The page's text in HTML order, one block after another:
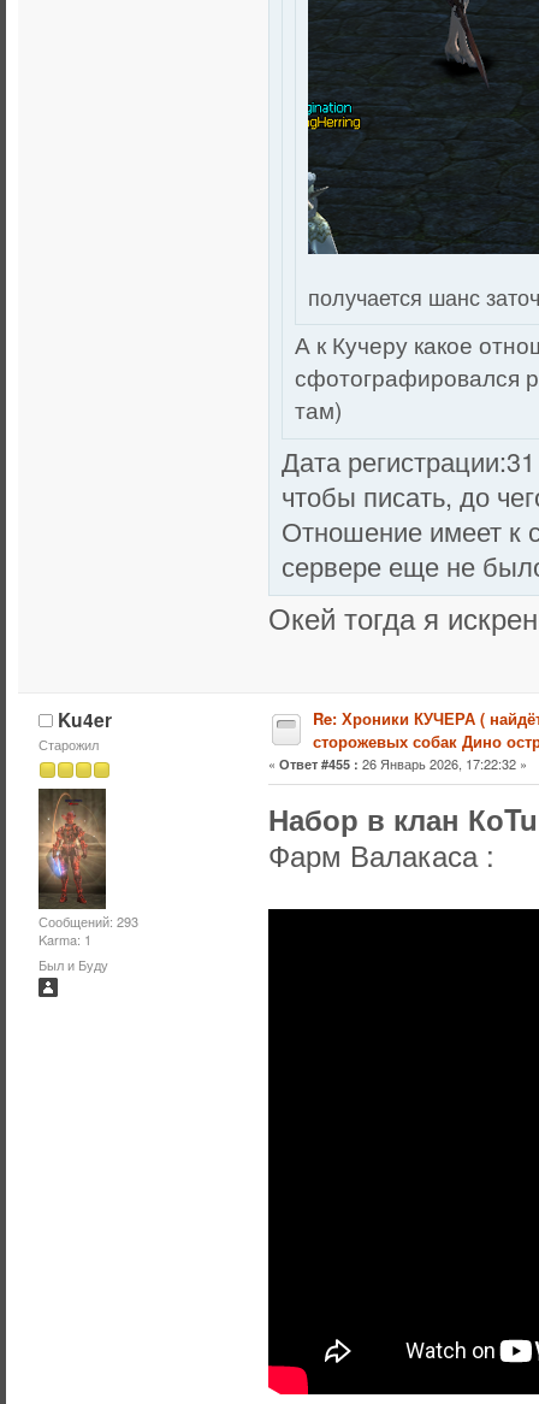
получается шанс
А к Кучеру какое
сфотографировался
там)
Дата
чтобы писать, до
Отношение имеет к
сервере еще не
Окей тогда я
Ku4er
Старожил
Сообщений: 293
Karma: 1
Был и Буду
Re: Хроники КУЧЕРА (
сторожевых собак Дино
« Ответ #455 : 26 Январь 2026, 17:22:32 »
Набор в клан
Фарм Валакаса :